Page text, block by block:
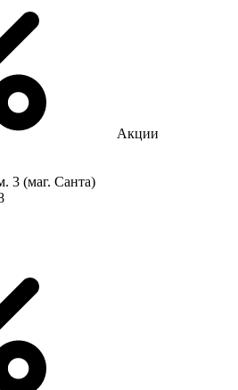
Акции
3 (маг. Санта)